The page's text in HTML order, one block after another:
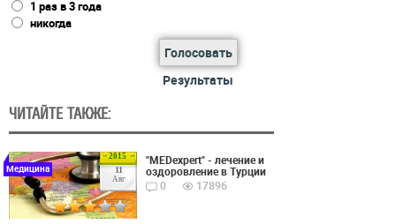
1 раз в 3 года
никогда
Голосовать
Результаты
ЧИТАЙТЕ ТАКЖЕ:
2015
11
Авг
Медицина
"MEDexpert" - лечение и
оздоровление в Турции
0
17896